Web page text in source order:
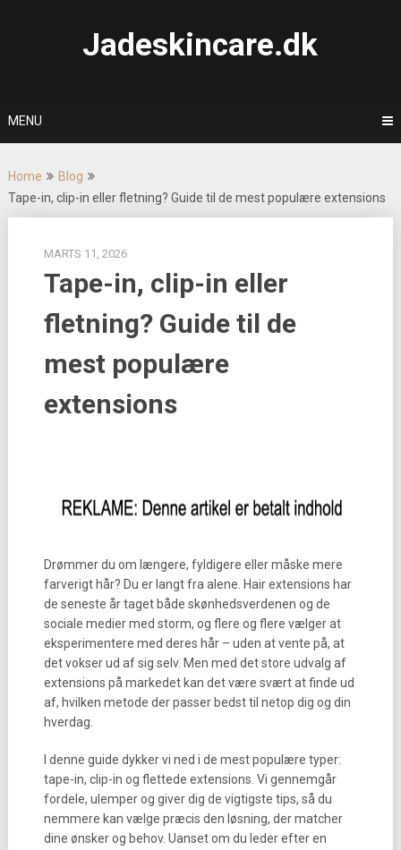
Jadeskincare.dk
MENU
Home
Blog
Tape-in, clip-in eller fletning? Guide til de mest populære extensions
MARTS 11, 2026
Tape-in, clip-in eller
fletning? Guide til de
mest populære
extensions
Drømmer du om længere, fyldigere eller måske mere
farverigt hår? Du er langt fra alene. Hair extensions har
de seneste år taget både skønhedsverdenen og de
sociale medier med storm, og flere og flere vælger at
eksperimentere med deres hår – uden at vente på, at
det vokser ud af sig selv. Men med det store udvalg af
extensions på markedet kan det være svært at finde ud
af, hvilken metode der passer bedst til netop dig og din
hverdag.
I denne guide dykker vi ned i de mest populære typer:
tape-in, clip-in og flettede extensions. Vi gennemgår
fordele, ulemper og giver dig de vigtigste tips, så du
nemmere kan vælge præcis den løsning, der matcher
dine ønsker og behov. Uanset om du leder efter en